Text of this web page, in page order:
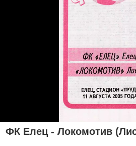
ФК Елец - Локомотив